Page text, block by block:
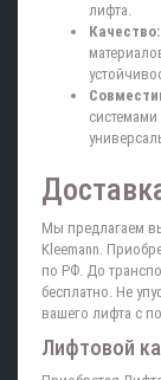
лифта.
Качество:
Мы предлагаем
Kleemann.
по РФ. До
бесплатно. Не
вашего лифта с
Лифтовой